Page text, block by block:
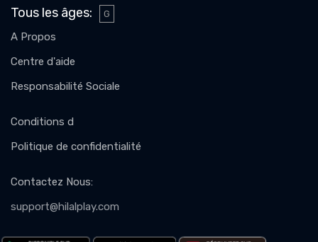
Tous les âges: G
A Propos
Centre d'aide
Responsabilité Sociale
Conditions d
Politique de confidentialité
Contactez Nous:
support@hilalplay.com